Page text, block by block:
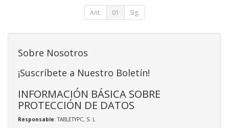
Ant. 01 Sig.
Sobre Nosotros
¡Suscríbete a Nuestro Boletín!
INFORMACIÓN BÁSICA SOBRE
PROTECCIÓN DE DATOS
Responsable: TABLETYPC, S. L